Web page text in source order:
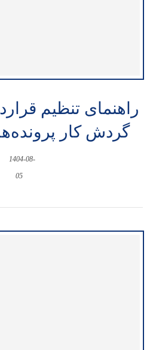
راهنمای تنظیم
گردش کار
1404-08-
05